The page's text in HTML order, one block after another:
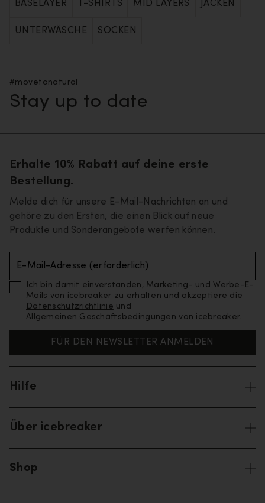
BASELAYER T-SHIRTS MID LAYERS JACKEN
UNTERWÄSCHE SOCKEN
#movetonatural
Stay up to date
Erhalte 10% Rabatt auf deine erste
Bestellung.
Melde dich für unsere E-Mail-Nachrichten an und
gehöre zu den Ersten, die einen Blick auf neue
Produkte und Sonderangebote werfen können.
E-Mail-Adresse (erforderlich)
Ich bin damit einverstanden, Marketing- und Werbe-E-
Mails von icebreaker zu erhalten und akzeptiere die
Datenschutzrichtlinie und
Allgemeinen Geschäftsbedingungen von icebreaker.
FÜR DEN NEWSLETTER ANMELDEN
Hilfe
Über icebreaker
Shop